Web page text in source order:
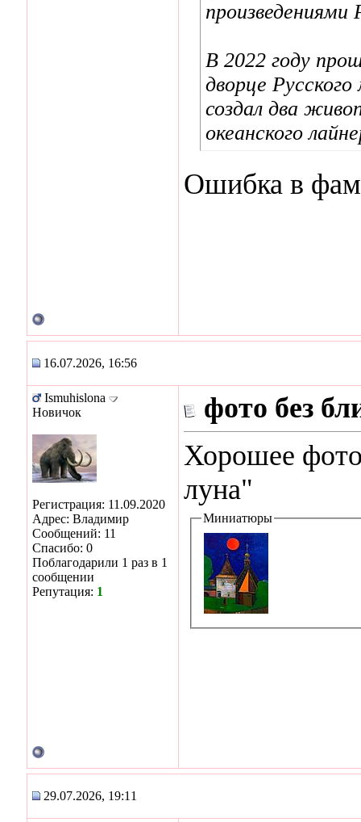
произведениями
В 2022 году
дворце
создал два
океанского
Ошибка в
16.07.2026, 16:56
Ismuhislona
Новичок
Регистрация: 11.09.2020
Адрес: Владимир
Сообщений: 11
Спасибо: 0
Поблагодарили 1 раз в 1
сообщении
Репутация: 1
фото без
Хорошее
луна"
Миниатюры
29.07.2026, 19:11